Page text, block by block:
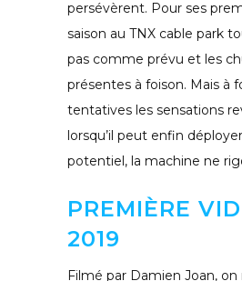
persévèrent. Pour ses
saison au TNX cable park
pas comme prévu et les
présentes à foison. Mais à
tentatives les sensations
lorsqu’il peut enfin
potentiel, la machine ne
PREMIÈRE
2019
Filmé par Damien Joan,